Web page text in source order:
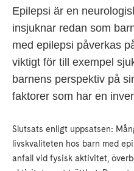
Epilepsi är en
insjuknar redan som
med epilepsi påverkas
viktigt för till exempel
barnens perspektiv på
faktorer som har en
Slutsats enligt uppsatsen:
livskvaliteten hos barn med
anfall vid fysisk aktivitet,